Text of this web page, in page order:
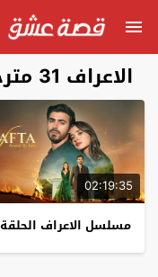
الاعراف 31 مترجم
02:19:35
مسلسل الاعراف الحلقة 31